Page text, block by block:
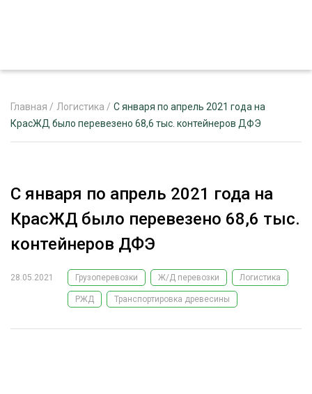
РЕКЛАМОДАТЕЛЯМ
ЛЕСНОЕ ХОЗЯЙСТВО
ЛЕСОЗАГОТОВКА
ОБРАБОТКА ДРЕВЕСИНЫ
ЭКСПЕРТНОЕ МНЕНИЕ
Главная / Логистика / С января по апрель 2021 года на
КрасЖД было перевезено 68,6 тыс. контейнеров ДФЭ
С января по апрель 2021 года на
КрасЖД было перевезено 68,6 тыс.
контейнеров ДФЭ
28.05.2021 Грузоперевозки Ж/Д перевозки Логистика
РЖД Транспортировка древесины